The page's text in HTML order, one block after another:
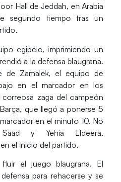
Hall de Jeddah, en Arabia
segundo tiempo tras un
egipcio, imprimiendo un
a la defensa blaugrana.
de Zamalek, el equipo de
en el marcador en los
zaga del campeón
que llegó a ponerse 5
en el minuto 10. No
y Yehia Eldeera,
el inicio del partido.
el juego blaugrana. El
para rehacerse y se